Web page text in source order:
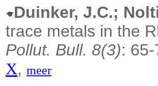
Duinker, J.C.;
trace metals in the
Pollut. Bull. 8(3): 65-
X, meer